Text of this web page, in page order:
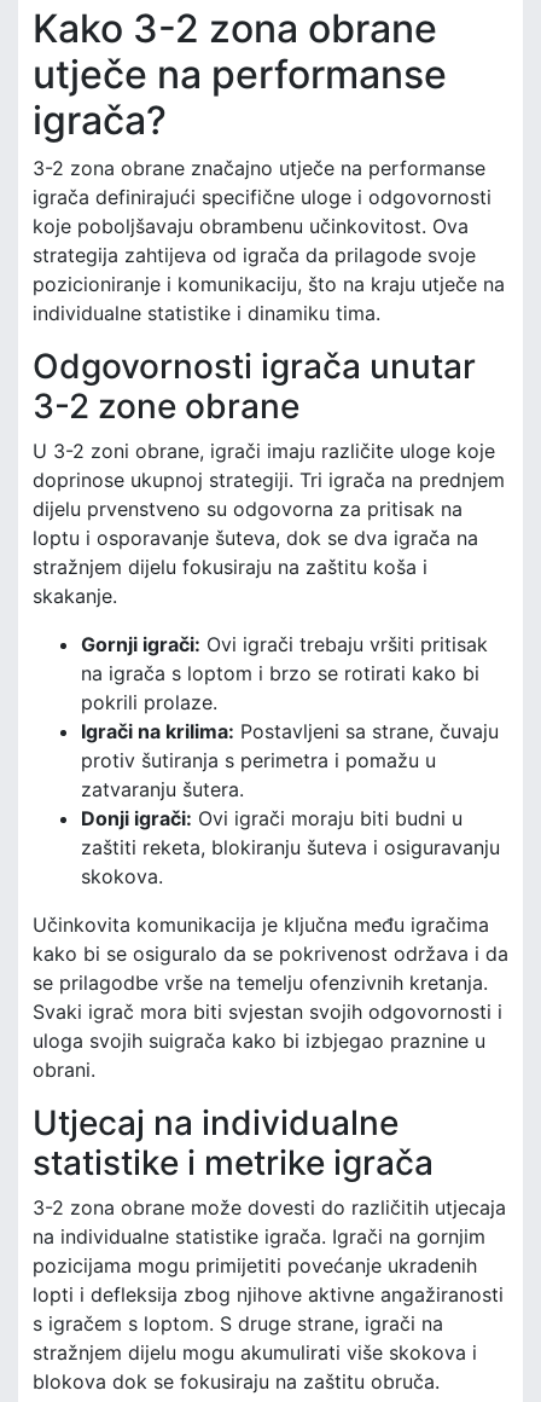
Kako 3-2 zona obrane
utječe na performanse
igrača?
3-2 zona obrane značajno utječe na performanse
igrača definirajući specifične uloge i odgovornosti
koje poboljšavaju obrambenu učinkovitost. Ova
strategija zahtijeva od igrača da prilagode svoje
pozicioniranje i komunikaciju, što na kraju utječe na
individualne statistike i dinamiku tima.
Odgovornosti igrača unutar
3-2 zone obrane
U 3-2 zoni obrane, igrači imaju različite uloge koje
doprinose ukupnoj strategiji. Tri igrača na prednjem
dijelu prvenstveno su odgovorna za pritisak na
loptu i osporavanje šuteva, dok se dva igrača na
stražnjem dijelu fokusiraju na zaštitu koša i
skakanje.
Gornji igrači: Ovi igrači trebaju vršiti pritisak
na igrača s loptom i brzo se rotirati kako bi
pokrili prolaze.
Igrači na krilima: Postavljeni sa strane, čuvaju
protiv šutiranja s perimetra i pomažu u
zatvaranju šutera.
Donji igrači: Ovi igrači moraju biti budni u
zaštiti reketa, blokiranju šuteva i osiguravanju
skokova.
Učinkovita komunikacija je ključna među igračima
kako bi se osiguralo da se pokrivenost održava i da
se prilagodbe vrše na temelju ofenzivnih kretanja.
Svaki igrač mora biti svjestan svojih odgovornosti i
uloga svojih suigrača kako bi izbjegao praznine u
obrani.
Utjecaj na individualne
statistike i metrike igrača
3-2 zona obrane može dovesti do različitih utjecaja
na individualne statistike igrača. Igrači na gornjim
pozicijama mogu primijetiti povećanje ukradenih
lopti i defleksija zbog njihove aktivne angažiranosti
s igračem s loptom. S druge strane, igrači na
stražnjem dijelu mogu akumulirati više skokova i
blokova dok se fokusiraju na zaštitu obruča.